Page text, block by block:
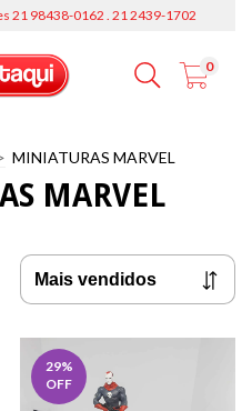
21 98438-0162 . 21 2439-1702
0
MINIATURAS MARVEL
MARVEL
29%
OFF